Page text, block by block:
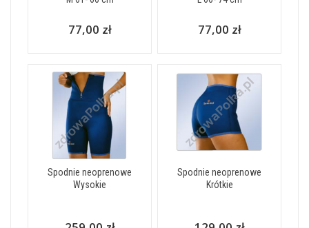
77,00 zł 77,00 zł
Spodnie neoprenowe
Wysokie
Spodnie neoprenowe
Krótkie